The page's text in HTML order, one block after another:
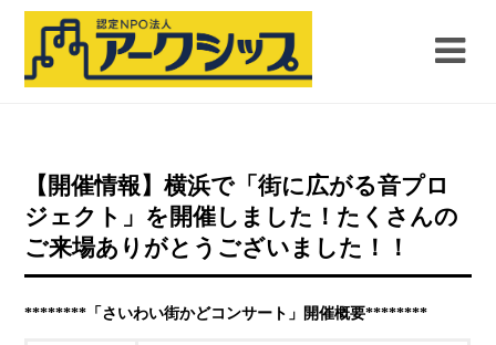
【開催情報】横浜で「街に広がる音プロ
ジェクト」を開催しました！たくさんの
ご来場ありがとうございました！！
********「さいわい街かどコンサート」 開催概要********